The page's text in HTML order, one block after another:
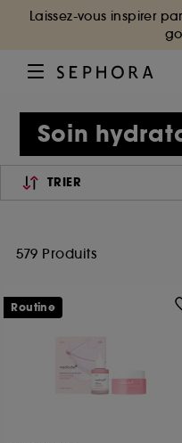
Laissez-vous inspirer
Soin
TRIER
579 Produits
Routine